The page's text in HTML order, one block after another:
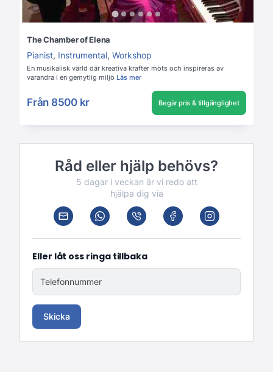
The Chamber of Elena
Pianist, Instrumental, Workshop
En musikalisk värld där kreativa krafter möts och inspireras av
varandra i en gemytlig miljö Läs mer
Från 8500 kr Begär pris & tillgänglighet
Råd eller hjälp behövs?
5 dagar i veckan är vi redo att
hjälpa dig via
Eller låt oss ringa tillbaka
Telefonnummer
Skicka